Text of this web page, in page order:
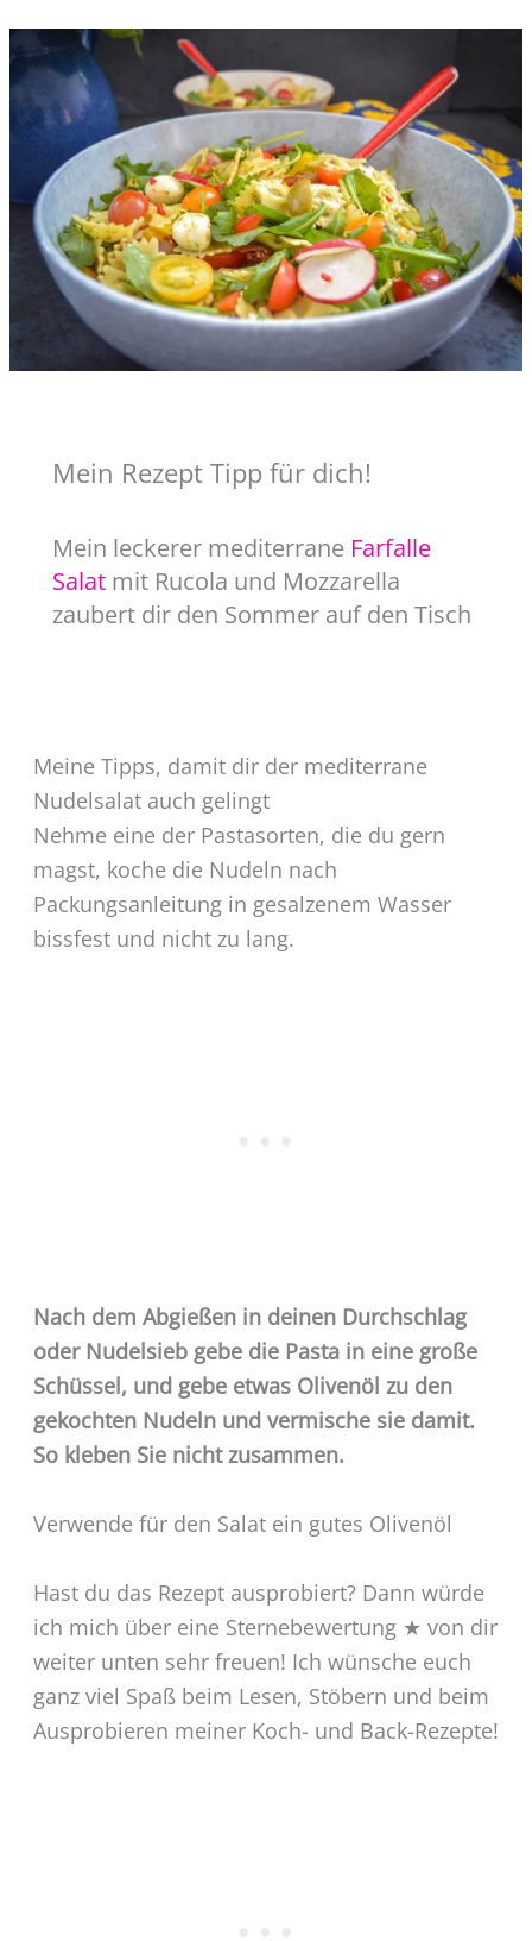
Mein Rezept Tipp für dich!
Mein leckerer mediterrane Farfalle
Salatmit Rucola und Mozzarella
zaubert dir den Sommer auf den Tisch
Meine Tipps, damit dir der mediterrane
Nudelsalat auch gelingt
Nehme eine der Pastasorten, die du gern
magst, koche die Nudeln nach
Packungsanleitung in gesalzenem Wasser
bissfest und nicht zu lang.
Nach dem Abgießen in deinen Durchschlag
oder Nudelsieb gebe die Pasta in eine große
Schüssel, und gebe etwas Olivenöl zu den
gekochten Nudeln und vermische sie damit.
So kleben Sie nicht zusammen.
Verwende für den Salat ein gutes Olivenöl
Hast du das Rezept ausprobiert? Dann würde
ich mich über eine Sternebewertung ★ von dir
weiter unten sehr freuen! Ich wünsche euch
ganz viel Spaß beim Lesen, Stöbern und beim
Ausprobieren meiner Koch- und Back-Rezepte!